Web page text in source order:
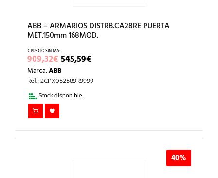
ABB – ARMARIOS DISTRB.CA28RE PUERTA
MET.150mm 168MOD.
909,32€EL
PRECIO
ORIGINAL
ERA:
909,32€.
545,59€EL
PRECIO
ES:
Marca:ABB
Ref.: 2CPX052589R9999
Stock disponible.
40%